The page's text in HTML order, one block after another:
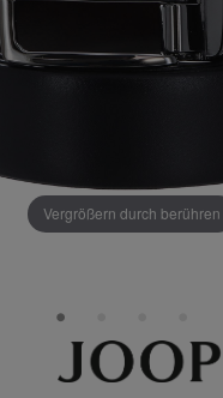
Vergrößern durch berühren